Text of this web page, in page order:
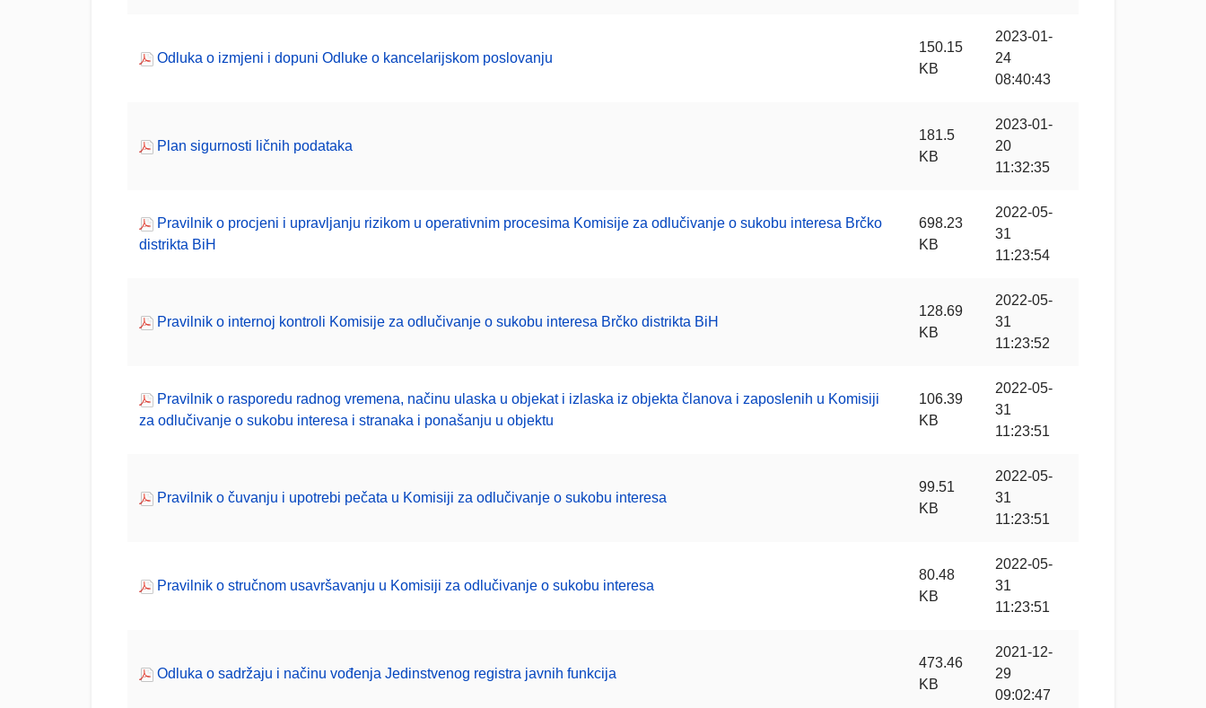
Odluka o izmjeni i dopuni Odluke o kancelarijskom poslovanju
150.15
KB
2023-01-
24
08:40:43
Plan sigurnosti ličnih podataka
181.5
KB
2023-01-
20
11:32:35
Pravilnik o procjeni i upravljanju rizikom u operativnim procesima Komisije za odlučivanje o sukobu interesa Brčko
distrikta BiH
698.23
KB
2022-05-
31
11:23:54
Pravilnik o internoj kontroli Komisije za odlučivanje o sukobu interesa Brčko distrikta BiH
128.69
KB
2022-05-
31
11:23:52
Pravilnik o rasporedu radnog vremena, načinu ulaska u objekat i izlaska iz objekta članova i zaposlenih u Komisiji
za odlučivanje o sukobu interesa i stranaka i ponašanju u objektu
106.39
KB
2022-05-
31
11:23:51
Pravilnik o čuvanju i upotrebi pečata u Komisiji za odlučivanje o sukobu interesa
99.51
KB
2022-05-
31
11:23:51
Pravilnik o stručnom usavršavanju u Komisiji za odlučivanje o sukobu interesa
80.48
KB
2022-05-
31
11:23:51
Odluka o sadržaju i načinu vođenja Jedinstvenog registra javnih funkcija
473.46
KB
2021-12-
29
09:02:47